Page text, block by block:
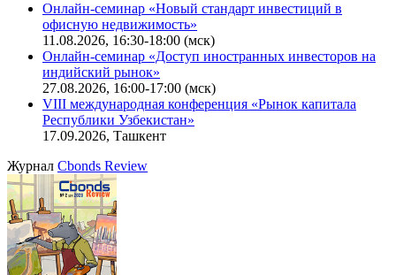
Онлайн-семинар «Новый стандарт инвестиций в
офисную недвижимость»
11.08.2026, 16:30-18:00 (мск)
Онлайн-семинар «Доступ иностранных инвесторов на
индийский рынок»
27.08.2026, 16:00-17:00 (мск)
VIII международная конференция «Рынок капитала
Республики Узбекистан»
17.09.2026, Ташкент
Журнал Cbonds Review